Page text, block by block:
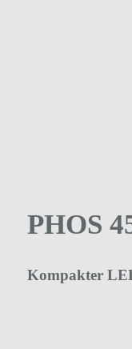
PHOS
Kompakter